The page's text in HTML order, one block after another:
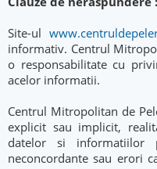
Site-ul
informativ. Centrul
o responsabilitate cu
acelor informatii.
Centrul Mitropolitan de
explicit sau implicit,
datelor si informatiilor
neconcordante sau erori